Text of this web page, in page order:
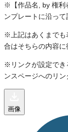
※【作品名, by 権利
ンプレートに沿って
※上記はあくまでも
合はそちらの内容
※リンクが設定でき
ンスページへのリン
画像